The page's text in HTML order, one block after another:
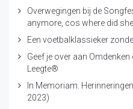
Overwegingen bij de
anymore, cos where did she
Een voetbalklassieker
Geef je over aan
Leegte®
In Memoriam.
2023)